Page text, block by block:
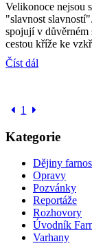
Velikonoce nejsou
"slavnost
spojují v důvěrném
cestou kříže ke
Číst dál
1
Kategorie
Dějiny
Opravy
Pozvánky
Reportáže
Rozhovory
Úvodník
Varhany